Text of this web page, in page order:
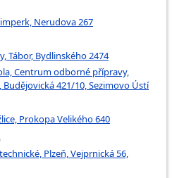
Nerudova 267
Tábor, Bydlinského 2474
Centrum odborné přípravy,
421/10, Sezimovo Ústí
Prokopa Velikého 640
Plzeň, Vejprnická 56,